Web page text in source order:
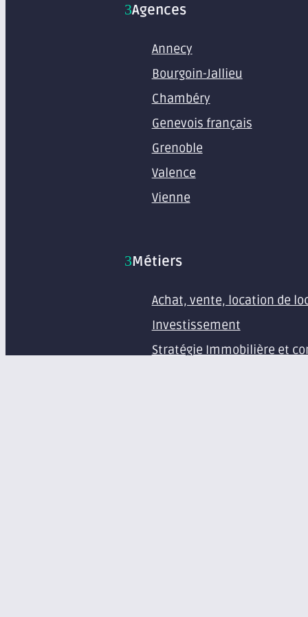
Agences
Annecy
Bourgoin-Jallieu
Chambéry
Genevois français
Grenoble
Valence
Vienne
Métiers
Achat, vente, location de
Investissement
Stratégie Immobilière et